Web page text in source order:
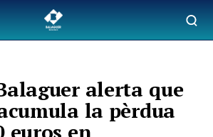
alerta que
la pèrdua
euros en